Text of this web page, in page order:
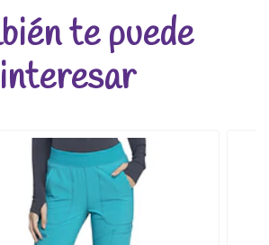
te puede
interesar